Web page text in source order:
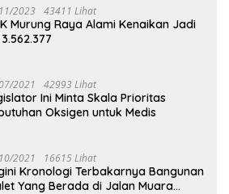
2023 43411 Lihat
Murung Raya Alami Kenaikan Jadi
2021 42993 Lihat
Ini Minta Skala Prioritas
Oksigen untuk Medis
2021 16615 Lihat
Kronologi Terbakarnya Bangunan
Yang Berada di Jalan Muara